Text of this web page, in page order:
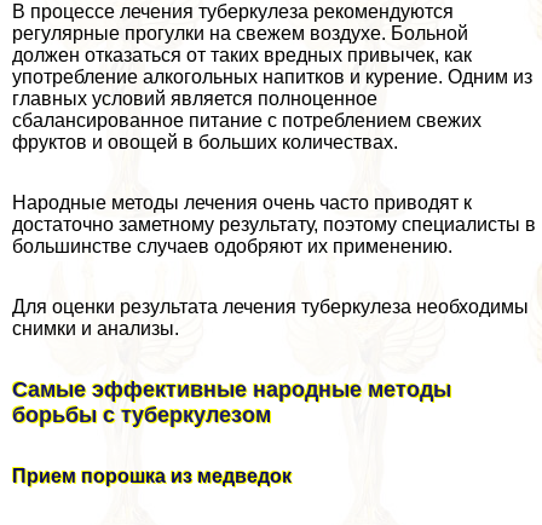
В процессе лечения туберкулеза рекомендуются
регулярные прогулки на свежем воздухе. Больной
должен отказаться от таких вредных привычек, как
употрeбление алкогольных напитков и курение. Одним из
главных условий является полноценное
сбалансированное питание с потрeблением свежих
фруктов и овощей в больших количествах.
Народные методы лечения очень часто приводят к
достаточно заметному результату, поэтому специалисты в
большинстве случаев одобряют их применению.
Для оценки результата лечения туберкулеза необходимы
снимки и анализы.
Самые эффективные народные методы
борьбы с туберкулезом
Прием порошка из медведок